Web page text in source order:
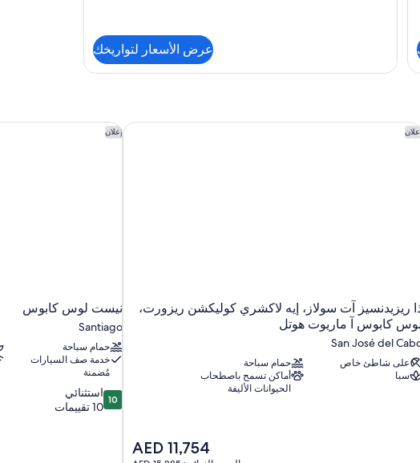
عرض الأسعار لتواريخك
ريزيدنسيز آت سولاز، إيه لاكشري كوليكشن ريزورت،
كابوس آ ماريوت هوتل
San José del
على شاطئ خاص
حمام سباحة
سبا
أماكن تسمح باصطحاب
الحيوانات الأليفة
السعر
الحالي
AED 11,754
ريزيدنسيز آت سولاز، إيه لاكشري كوليكشن ريزورت، لوس كابوس آ ماريوت هوتل
إعلان
نيست لوس كابوس
Santiago
حمام سباحة
خدمة صف السيارات
مُضمنة
10.0
من
10 استثنائي
10 تقييمات
نيست لوس كابوس